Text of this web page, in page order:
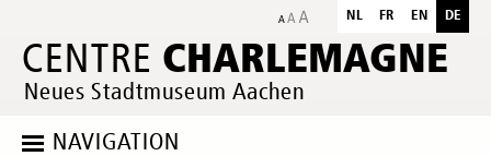
CENTRE CHARLEMAGNE
Neues Stadtmuseum Aachen
NL FR EN DE
NAVIGATION